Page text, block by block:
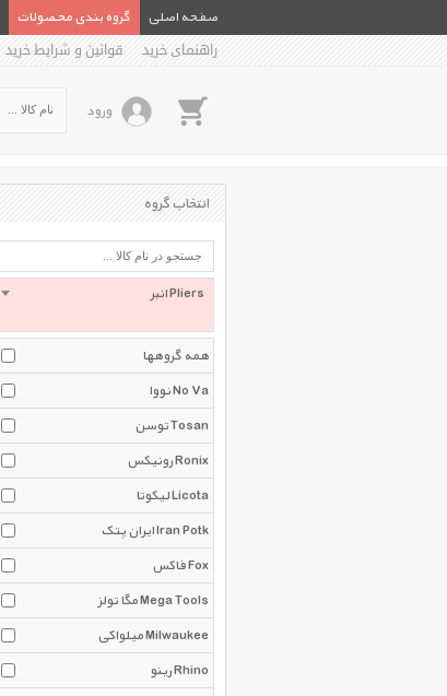
صفحه اصلی گروه بندی محصولات
راهنمای خرید
قوانین و شرایط خرید
ورود
انتخاب گروه
انبر Pliers
همه گروهها
نووا No Va
توسن Tosan
رونیکس Ronix
لیکوتا Licota
ایران پتک Iran Potk
فاکس Fox
مگا تولز Mega Tools
میلواکی Milwaukee
رینو Rhino